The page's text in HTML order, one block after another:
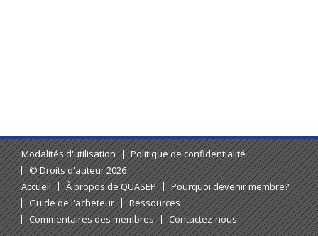
Modalités d'utilisation
Politique de confidentialité
© Droits d'auteur 2026
Accueil
À propos de QUASEP
Pourquoi devenir membre?
Guide de l'acheteur
Ressources
Commentaires des membres
Contactez-nous